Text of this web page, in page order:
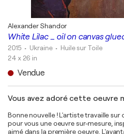
White Lilac _ oil on canvas
Alexander Shandor
2015 • Ukraine • Huile sur Toile
24 x 26 in
Vendue
Vous avez adoré cette oeuvre
Bonne nouvelle ! L'artiste travaille
pour vous une oeuvre sur-mesure,
aimé dans la première oeuvre.